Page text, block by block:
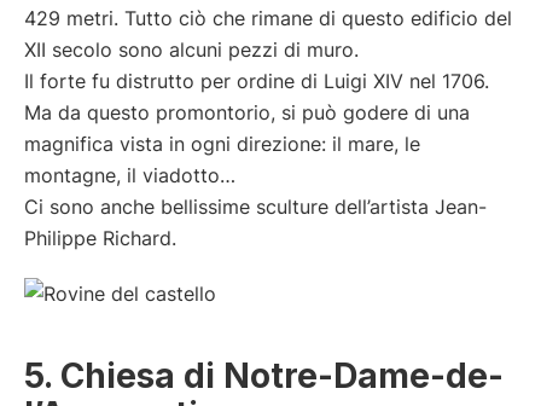
429 metri. Tutto ciò che rimane di questo edificio del
XII secolo sono alcuni pezzi di muro.
Il forte fu distrutto per ordine di Luigi XIV nel 1706.
Ma da questo promontorio, si può godere di una
magnifica vista in ogni direzione: il mare, le
montagne, il viadotto…
Ci sono anche bellissime sculture dell’artista Jean-
Philippe Richard.
5. Chiesa di Notre-Dame-de-